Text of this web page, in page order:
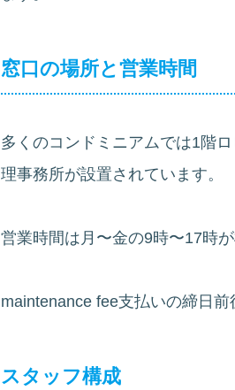
窓口の場所と営業時間
多くのコンドミニアムでは1階
理事務所が設置されています。
営業時間は月〜金の9時〜17時
maintenance fee支払いの締日
スタッフ構成